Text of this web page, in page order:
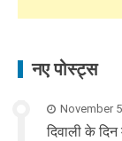
नए पोस्ट्स
November
दिवाली के दिन